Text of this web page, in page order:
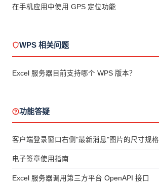
在手机应用中使用 GPS 定位功能
WPS 相关问题
Excel 服务器目前支持哪个 WPS 版本？
功能答疑
客户端登录窗口右侧"最新消息"图片的尺寸规格
电子签章使用指南
Excel 服务器调用第三方平台 OpenAPI 接口